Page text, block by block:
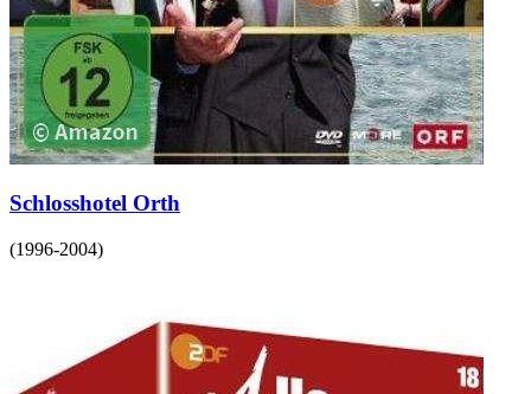
Schlosshotel Orth
(1996-2004)